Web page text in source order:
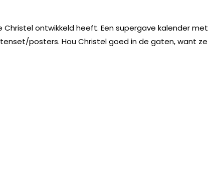
ontwikkeld heeft. Een supergave kalender met
posters. Hou Christel goed in de gaten, want ze